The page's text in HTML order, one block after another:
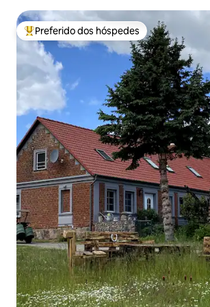
Entre os melhores preferidos dos hóspedes
Preferido dos hóspedes